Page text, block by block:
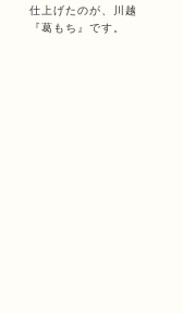
仕上げたのが、川越
『葛もち』です。